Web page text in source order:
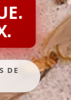
DE